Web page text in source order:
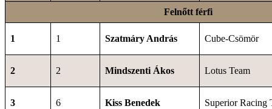
Felnőtt férfi
1 1 Szatmáry András Cube-Csömör
2 2 Mindszenti Ákos Lotus Team
3 6 Kiss Benedek Superior Racing